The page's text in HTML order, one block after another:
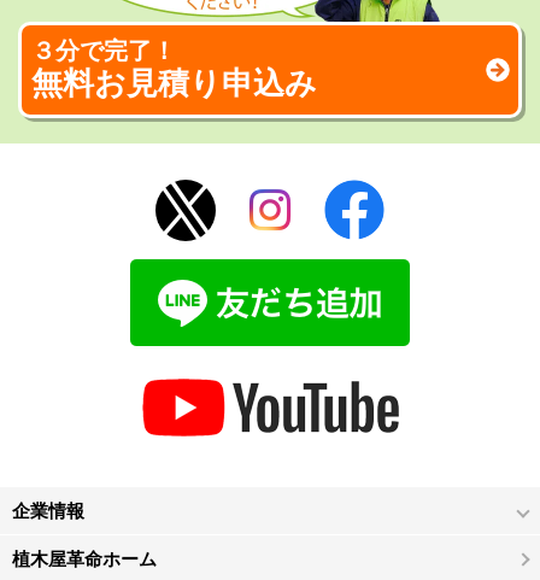
３分で完了！
無料お見積り申込み
企業情報
植木屋革命ホーム